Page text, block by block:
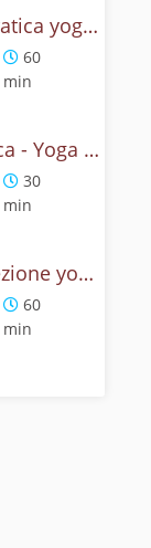
Simhasana - Pratica yoga con la tecnica della posizione del ruggito del leone
60
min
Libertà dinamica - Yoga con il ruggito del leone
30
min
Simhasana - Lezione yoga con la mitologia della posizione del ruggito del leone
60
min